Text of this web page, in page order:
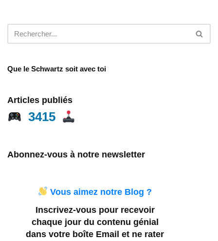
Que le Schwartz soit avec toi
Articles publiés
3415
Abonnez-vous à notre newsletter
Vous aimez notre Blog ?
Inscrivez-vous pour recevoir
chaque jour du contenu génial
dans votre boîte Email et ne rater